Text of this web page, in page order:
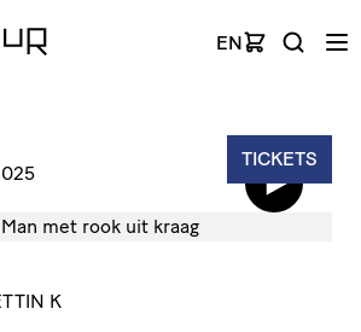
EN
TICKETS
K